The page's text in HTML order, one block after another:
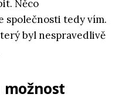
Něco
společnosti tedy vím.
byl nespravedlivě